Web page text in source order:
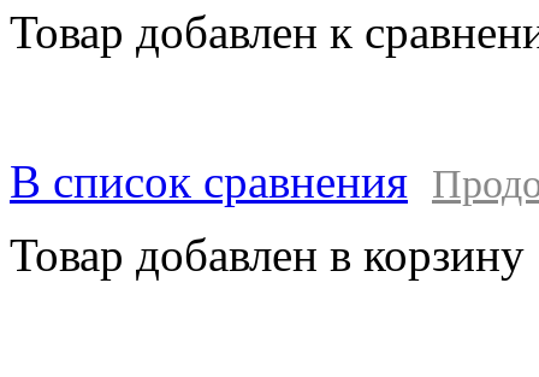
Товар добавлен к
В список сравнения
Товар добавлен в корзину